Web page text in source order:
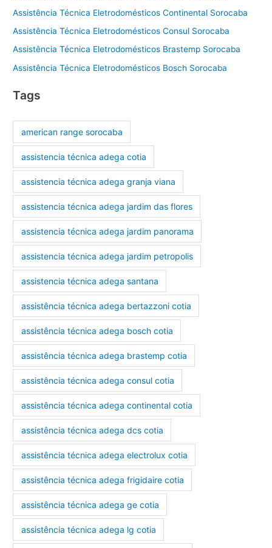
Assistência Técnica Eletrodomésticos Continental Sorocaba
Assistência Técnica Eletrodomésticos Consul Sorocaba
Assistência Técnica Eletrodomésticos Brastemp Sorocaba
Assistência Técnica Eletrodomésticos Bosch Sorocaba
Tags
american range sorocaba
assistencia técnica adega cotia
assistencia técnica adega granja viana
assistencia técnica adega jardim das flores
assistencia técnica adega jardim panorama
assistencia técnica adega jardim petropolis
assistencia técnica adega santana
assistência técnica adega bertazzoni cotia
assistência técnica adega bosch cotia
assistência técnica adega brastemp cotia
assistência técnica adega consul cotia
assistência técnica adega continental cotia
assistência técnica adega dcs cotia
assistência técnica adega electrolux cotia
assistência técnica adega frigidaire cotia
assistência técnica adega ge cotia
assistência técnica adega lg cotia